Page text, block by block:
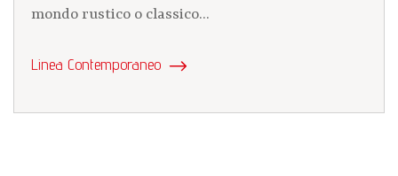
mondo rustico o classico...
Linea Contemporaneo